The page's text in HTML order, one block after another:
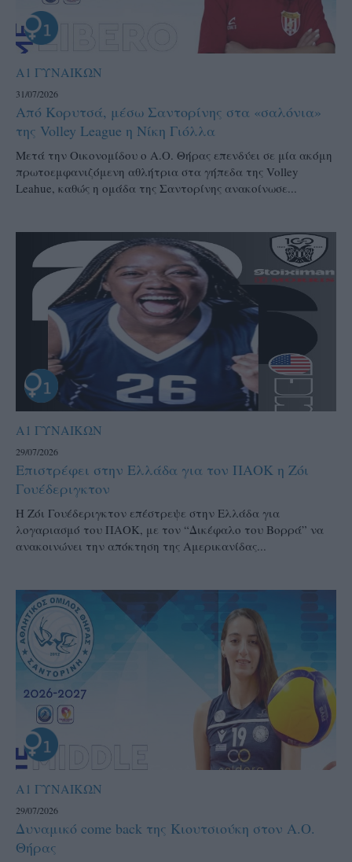
Α1 ΓΥΝΑΙΚΩΝ
31/07/2026
Από Κορυτσά, μέσω Σαντορίνης στα «σαλόνια»
της Volley League η Νίκη Γιόλλα
Μετά την Οικονομίδου ο Α.Ο. Θήρας επενδύει σε μία ακόμη
πρωτοεμφανιζόμενη αθλήτρια στα γήπεδα της Volley
Leahue, καθώς η ομάδα της Σαντορίνης ανακοίνωσε...
Α1 ΓΥΝΑΙΚΩΝ
29/07/2026
Επιστρέφει στην Ελλάδα για τον ΠΑΟΚ η Ζόι
Γουέδεριγκτον
Η Ζόι Γουέδεριγκτον επέστρεψε στην Ελλάδα για
λογαριασμό του ΠΑΟΚ, με τον “Δικέφαλο του Βορρά” να
ανακοινώνει την απόκτηση της Αμερικανίδας...
Α1 ΓΥΝΑΙΚΩΝ
29/07/2026
Δυναμικό come back της Κιουτσιούκη στον Α.Ο.
Θήρας